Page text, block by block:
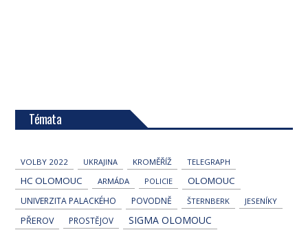
Témata
VOLBY 2022 UKRAJINA KROMĚŘÍŽ TELEGRAPH
HC OLOMOUC ARMÁDA POLICIE OLOMOUC
UNIVERZITA PALACKÉHO POVODNĚ ŠTERNBERK JESENÍKY
PŘEROV PROSTĚJOV SIGMA OLOMOUC